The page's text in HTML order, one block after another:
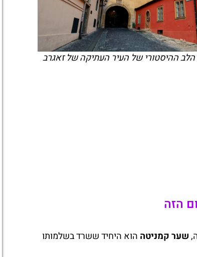
ההיסטורי של העיר העתיקה של זאגרב
הזה
שער קמניטה הוא היחיד ששרד בשלמותו